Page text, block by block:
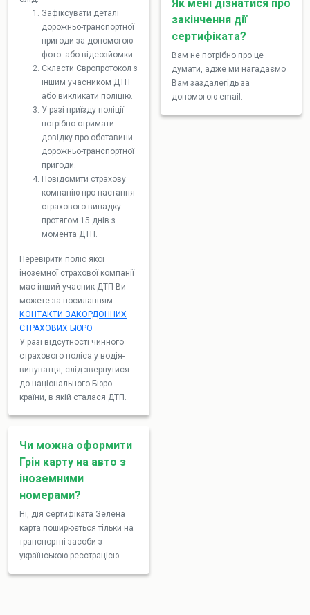
Зафіксувати деталі
дорожньо-транспортної
пригоди за допомогою
фото- або відеозйомки.
Скласти Європротокол з
іншим учасником ДТП
або викликати поліцію.
У разі приїзду поліції
потрібно отримати
довідку про обставини
дорожньо-транспортної
пригоди.
Повідомити страхову
компанію про настання
страхового випадку
протягом 15 днів з
момента ДТП.
Перевірити поліс якої
іноземної страхової компанії
має інший учасник ДТП Ви
можете за посиланням
КОНТАКТИ ЗАКОРДОННИХ
СТРАХОВИХ БЮРО
У разі відсутності чинного
страхового поліса у водія-
винуватця, слід звернутися
до національного Бюро
країни, в якій сталася ДТП.
Чи можна оформити
Грін карту на авто з
іноземними
номерами?
Ні, дія сертифіката Зелена
карта поширюється тільки на
транспортні засоби з
українською реєстрацією.
Як мені дізнатися про
закінчення дії
сертифіката?
Вам не потрібно про це
думати, адже ми нагадаємо
Вам заздалегідь за
допомогою email.